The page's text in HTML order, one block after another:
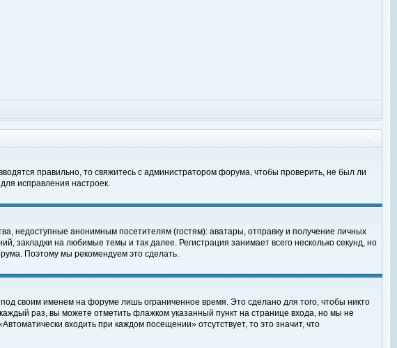
правильно, то свяжитесь с администратором форума, чтобы проверить, не был ли
исправления настроек.
недоступные анонимным посетителям (гостям): аватары, отправку и получение личных
закладки на любимые темы и так далее. Регистрация занимает всего несколько секунд, но
Поэтому мы рекомендуем это сделать.
своим именем на форуме лишь ограниченное время. Это сделано для того, чтобы никто
раз, вы можете отметить флажком указанный пункт на странице входа, но мы не
входить при каждом посещении» отсутствует, то это значит, что